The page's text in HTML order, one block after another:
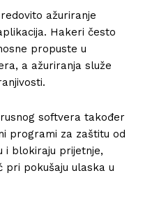
ažuriranje
Hakeri često
propuste u
a ažuriranja služe
softvera također
programi za zaštitu od
i blokiraju prijetnje,
pri pokušaju ulaska u